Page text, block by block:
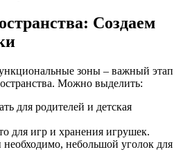
Создаем
зоны – важный этап
Можно выделить:
для родителей и детская
для игр и хранения игрушек.
необходимо, небольшой уголок для